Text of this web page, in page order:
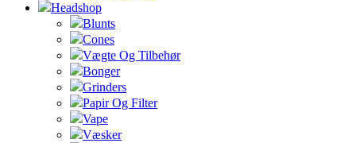
Headshop
Blunts
Cones
Vægte Og Tilbehør
Bonger
Grinders
Papir Og Filter
Vape
Væsker